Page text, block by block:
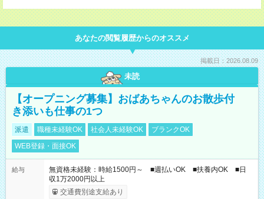
あなたの閲覧履歴からのオススメ
掲載日：2026.08.09
未読
【オープニング募集】おばあちゃんのお散歩付
き添いも仕事の1つ
派遣 職種未経験OK 社会人未経験OK
ブランクOK
WEB登録・面接OK
給与
無資格未経験：時給1500円～ ■週払いOK ■扶養内OK ■日
収1万2000円以上
交通費別途支給あり